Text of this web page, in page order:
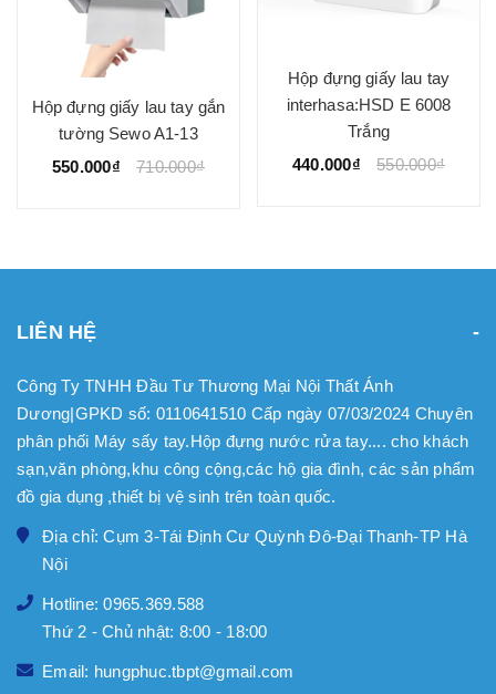
Hộp đựng giấy lau tay gắn
tường Sewo A1-13
550.000₫
710.000₫
Hộp đựng giấy lau tay
interhasa:HSD E 6008
Trắng
440.000₫
550.000₫
LIÊN HỆ
Công Ty TNHH Đầu Tư Thương Mại Nội Thất Ánh
Dương|GPKD số: 0110641510 Cấp ngày 07/03/2024 Chuyên
phân phối Máy sấy tay.Hộp đựng nước rửa tay.... cho khách
sạn,văn phòng,khu công cộng,các hộ gia đình, các sản phẩm
đồ gia dụng ,thiết bị vệ sinh trên toàn quốc.
Địa chỉ: Cụm 3-Tái Định Cư Quỳnh Đô-Đại Thanh-TP Hà
Nội
Hotline: 0965.369.588
Thứ 2 - Chủ nhật: 8:00 - 18:00
Email: hungphuc.tbpt@gmail.com